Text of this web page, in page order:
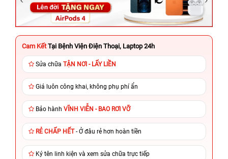
Cam Kết Tại Bệnh Viện Điện Thoại, Laptop 24h
Sửa chữa TẬN NƠI - LẤY LIỀN
Giá luôn công khai, không phụ phí ẩn
Bảo hành VĨNH VIỄN - BAO RƠI VỠ
RẺ CHẤP HẾT- Ở đâu rẻ hơn hoàn tiền
Ký tên linh kiện và xem sửa chữa trực tiếp